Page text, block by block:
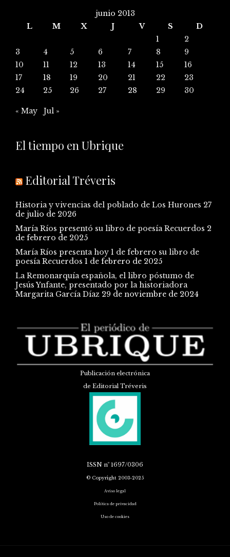
junio 2013
L
M X J V S
D
1
2
3
4 5 6 7 8
9
10
11 12 13 14 15
16
17
18 19 20 21 22
23
24
25 26 27 28 29 30
« May Jul »
El tiempo en Ubrique
Editorial Tréveris
Historia y vivencias del poblado de Los Hurones 27
de julio de 2026
María Ríos presentó su libro de poesía Recuerdos 2
de febrero de 2025
María Ríos presenta hoy 1 de febrero su libro de
poesía Recuerdos 1 de febrero de 2025
La Remonarquía española, el libro póstumo de
Jesús Ynfante, presentado por la historiadora
Margarita García Díaz 29 de noviembre de 2024
Publicación electrónica
de Editorial Tréveris
ISSN nº 1697/0306
© Copyright 2003-2025
Aviso legal
Política de privacidad
Uso de cookies